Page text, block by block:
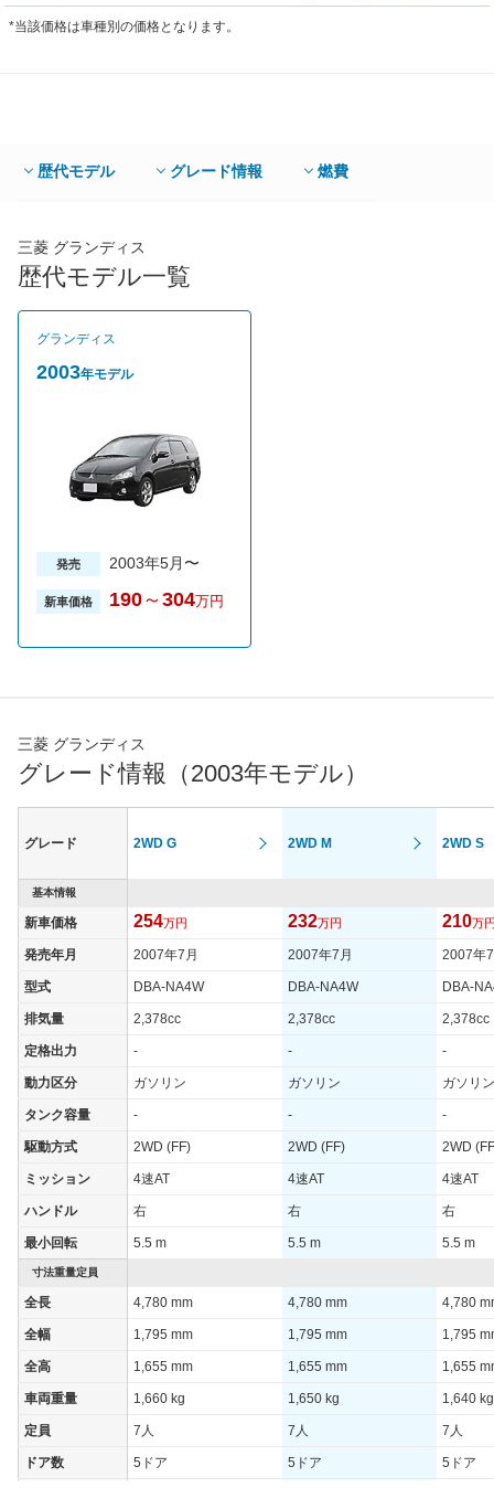
*当該価格は車種別の価格となります。
歴代モデル グレード情報 燃費
三菱 グランディス
歴代モデル一覧
グランディス
2003年モデル
発売 2003年5月〜
新車価格 190～ 304万円
三菱 グランディス
グレード情報（2003年モデル）
グレード 2WD G 2WD M 2WD S
基本情報
新車価格 254万円 232万円 210万
発売年月 2007年7月 2007年7月 2007年
型式 DBA-NA4W DBA-NA4W DBA-
排気量 2,378cc 2,378cc 2,378cc
定格出力 - - -
動力区分 ガソリン ガソリン ガソリン
タンク容量 - - -
駆動方式 2WD (FF) 2WD (FF) 2WD
ミッション 4速AT 4速AT 4速AT
ハンドル 右 右 右
最小回転 5.5 m 5.5 m 5.5 m
寸法重量定員
全長 4,780 mm 4,780 mm 4,780
全幅 1,795 mm 1,795 mm 1,795
全高 1,655 mm 1,655 mm 1,655
車両重量 1,660 kg 1,650 kg 1,640 kg
定員 7人 7人 7人
ドア数 5ドア 5ドア 5ドア